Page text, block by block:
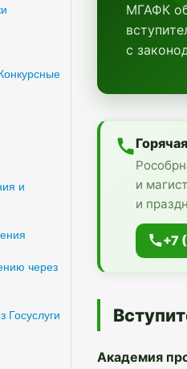
и
через
Госуслуги
МГАФК
с
и
и
+7
Академия